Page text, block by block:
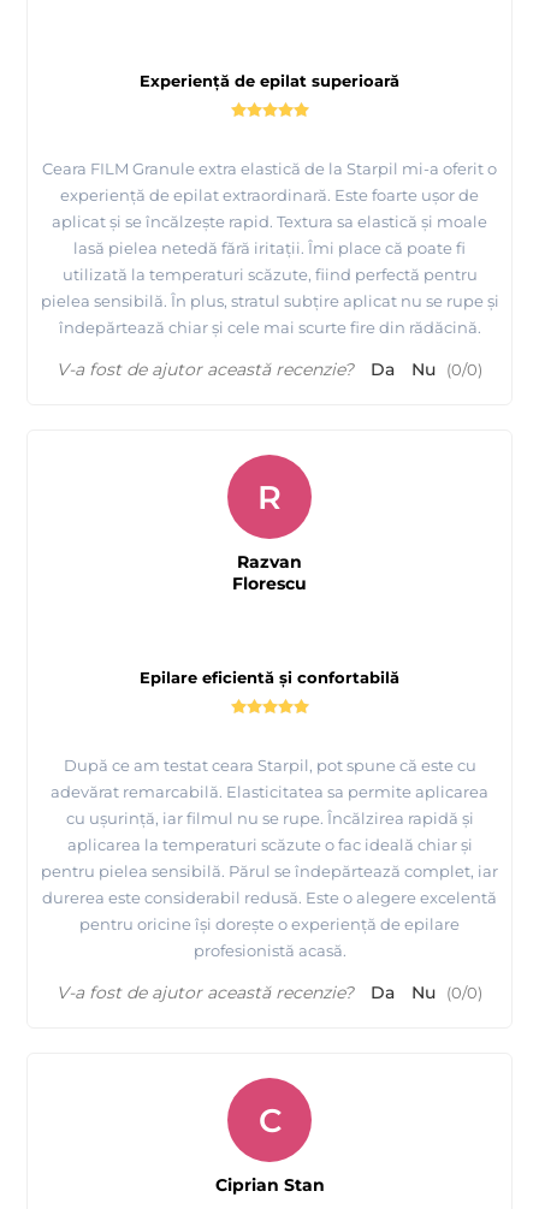
epilare Starpil - Spania
Prezentare produse profesionale pentru epilare Starpil
Prezentareafabricii MAYSTAR COSMETICA Spania si a
Experiență de epilat superioară
Ceara FILM Granule extra elastică de la Starpil mi-a oferit o
experiență de epilat extraordinară. Este foarte ușor de
aplicat și se încălzește rapid. Textura sa elastică și moale
lasă pielea netedă fără iritații. Îmi place că poate fi
utilizată la temperaturi scăzute, fiind perfectă pentru
pielea sensibilă. În plus, stratul subțire aplicat nu se rupe și
îndepărtează chiar și cele mai scurte fire din rădăcină.
V-a fost de ajutor această recenzie? Da Nu (0/0)
Epilare eficientă și confortabilă
După ce am testat ceara Starpil, pot spune că este cu
adevărat remarcabilă. Elasticitatea sa permite aplicarea
cu ușurință, iar filmul nu se rupe. Încălzirea rapidă și
aplicarea la temperaturi scăzute o fac ideală chiar și
pentru pielea sensibilă. Părul se îndepărtează complet, iar
durerea este considerabil redusă. Este o alegere excelentă
pentru oricine își dorește o experiență de epilare
profesionistă acasă.
R
Razvan
Florescu
V-a fost de ajutor această recenzie? Da Nu (0/0)
C
Ciprian Stan